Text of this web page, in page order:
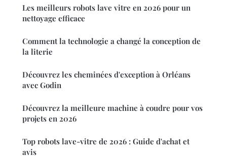
Les meilleurs robots lave vitre en 2026 pour un
nettoyage efficace
Comment la technologie a changé la conception de
la literie
Découvrez les cheminées d'exception à Orléans
avec Godin
Découvrez la meilleure machine à coudre pour vos
projets en 2026
Top robots lave-vitre de 2026 : Guide d'achat et
avis